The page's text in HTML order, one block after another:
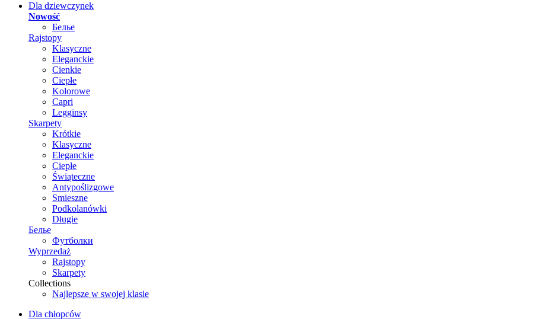
Dla dziewczynek
Nowość
Белье
Rajstopy
Klasyczne
Eleganckie
Cienkie
Ciepłe
Kolorowe
Capri
Legginsy
Skarpety
Krótkie
Klasyczne
Eleganckie
Ciepłe
Świąteczne
Antypoślizgowe
Smieszne
Podkolanówki
Długie
Белье
Футболки
Wyprzedaż
Rajstopy
Skarpety
Collections
Najlepsze w swojej klasie
Dla chłopców